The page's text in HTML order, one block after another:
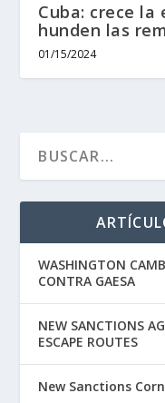
Cuba: crece la
hunden las
01/15/2024
WASHINGTON
CONTRA GAESA
NEW SANCTIONS
ESCAPE ROUTES
New Sanctions